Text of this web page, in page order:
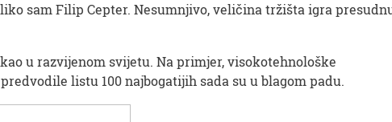
sam Filip Cepter. Nesumnjivo, veličina tržišta igra
u razvijenom svijetu. Na primjer, visokotehnološke
listu 100 najbogatijih sada su u blagom padu.